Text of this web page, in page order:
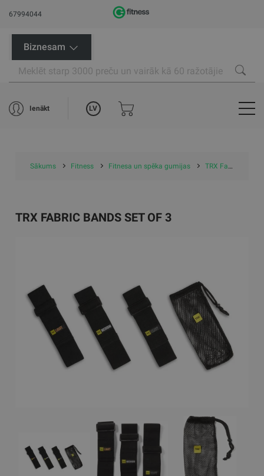
67994044
Biznesam
Ienākt LV
Sākums Fitness Fitnesa un spēka gumijas TRX Fabric Bands Set of 3
TRX FABRIC BANDS SET OF 3